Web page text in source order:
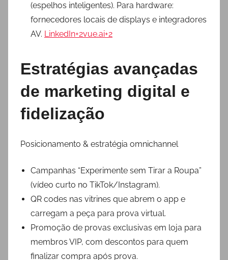
(espelhos inteligentes). Para hardware:
fornecedores locais de displays e integradores
AV. LinkedIn+2vue.ai+2
Estratégias avançadas
de marketing digital e
fidelização
Posicionamento & estratégia omnichannel
Campanhas “Experimente sem Tirar a Roupa”
(vídeo curto no TikTok/Instagram).
QR codes nas vitrines que abrem o app e
carregam a peça para prova virtual.
Promoção de provas exclusivas em loja para
membros VIP, com descontos para quem
finalizar compra após prova.